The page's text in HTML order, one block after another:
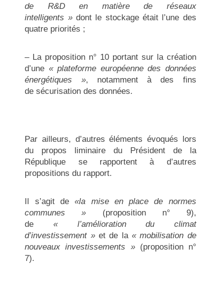
de R&D en matière de réseaux
intelligents »dont le stockage était l’une des
quatre priorités ;
– La proposition n° 10 portant sur la création
d’une « plateforme européenne des données
énergétiques », notamment à des fins
de sécurisation des données.
Par ailleurs, d’autres éléments évoqués lors
du propos liminaire du Président de la
République se rapportent à d’autres
propositions du rapport.
Il s’agit de«la mise en place de normes
communes » (proposition n° 9),
de « l’amélioration du climat
d’investissement »et de la « mobilisation de
nouveaux investissements »(proposition n°
7).